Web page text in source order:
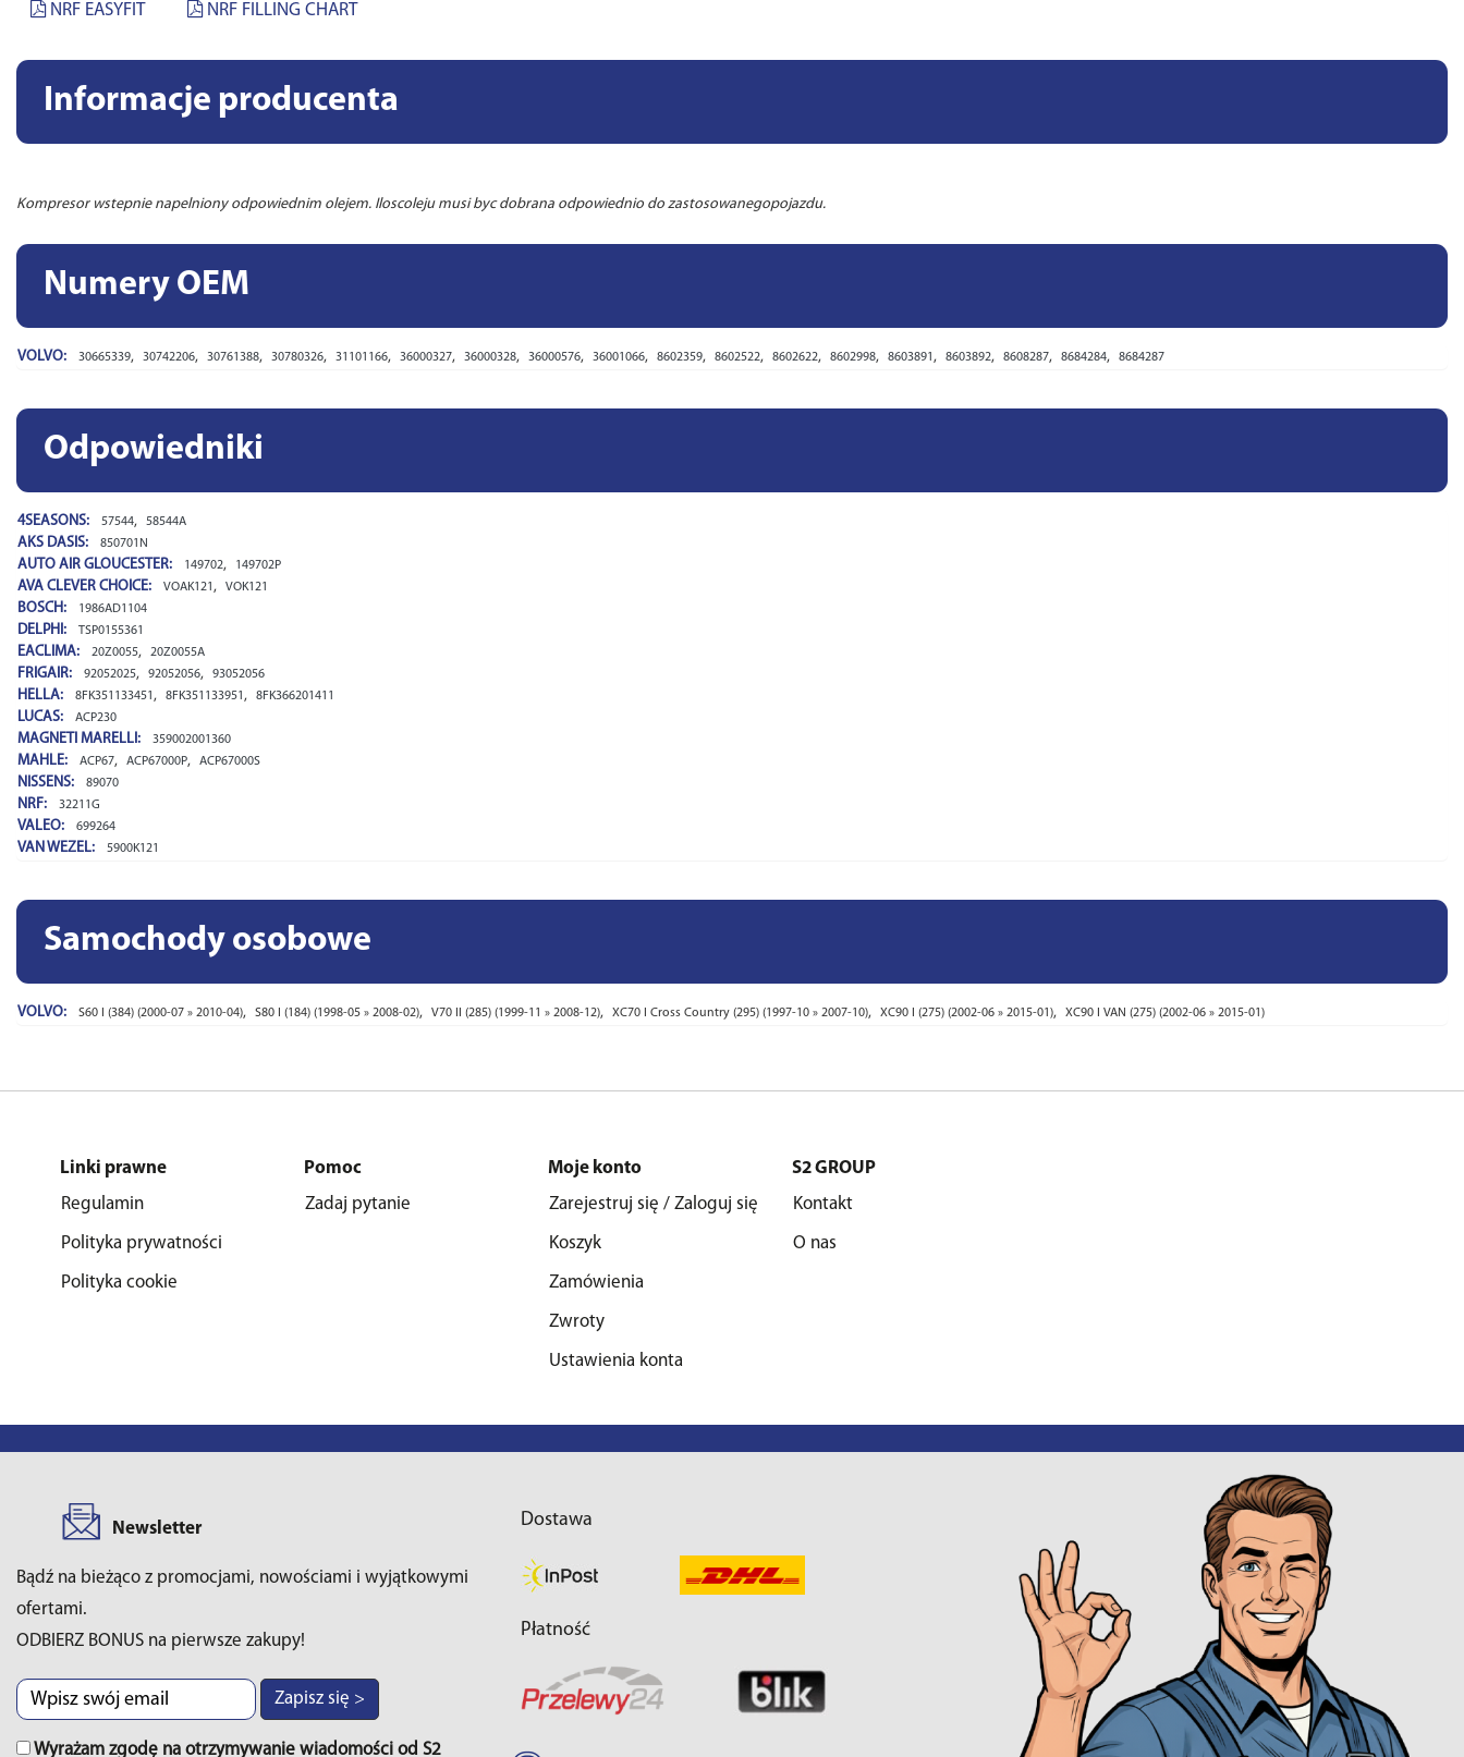
NRF EASYFIT NRF FILLING CHART
Informacje producenta
Kompresor wstepnie napelniony odpowiednim olejem. Iloscoleju musi byc dobrana odpowiednio do zastosowanegopojazdu.
Numery OEM
VOLVO: 30665339, 30742206, 30761388, 30780326, 31101166, 36000327, 36000328, 36000576, 36001066, 8602359, 8602522, 8602622, 8602998, 8603891 , 8603892, 8608287, 8684284, 8684287
Odpowiedniki
4SEASONS: 57544, 58544A
AKS DASIS: 850701N
AUTO AIR GLOUCESTER: 149702, 149702P
AVA CLEVER CHOICE: VOAK121 , VOK121
BOSCH: 1986AD1104
DELPHI: TSP0155361
EACLIMA: 20Z0055, 20Z0055A
FRIGAIR: 92052025, 92052056, 93052056
HELLA: 8FK351133451 , 8FK351133951 , 8FK366201411
LUCAS: ACP230
MAGNETI MARELLI: 359002001360
MAHLE: ACP67, ACP67000P, ACP67000S
NISSENS: 89070
NRF: 32211G
VALEO: 699264
VAN WEZEL: 5900K121
Samochody osobowe
VOLVO: S60 I (384) (2000-07 » 2010-04), S80 I (184) (1998-05 » 2008-02), V70 II (285) (1999-11 » 2008-12), XC70 I Cross Country (295) (1997-10 » 2007-10), XC90 I (275) (2002-06 » 2015-01), XC90 I VAN (275) (2002-06 » 2015-01)
Linki prawne
Regulamin
Polityka prywatności
Polityka cookie
Pomoc
Zadaj pytanie
Moje konto
Zarejestruj się / Zaloguj się
Koszyk
Zamówienia
Zwroty
Ustawienia konta
S2 GROUP
Kontakt
O nas
Newsletter
Bądź na bieżąco z promocjami, nowościami i wyjątkowymi
ofertami.
ODBIERZ BONUS na pierwsze zakupy!
Zapisz się >
Wyrażam zgodę na otrzymywanie wiadomości od S2
Dostawa
Płatność